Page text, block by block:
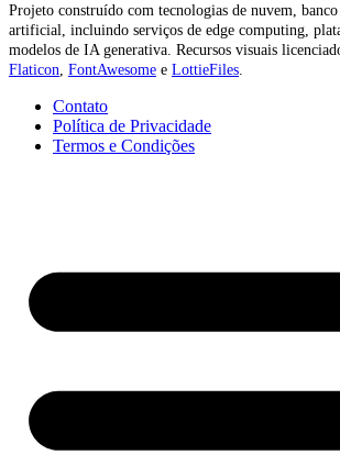
Projeto construído com tecnologias de nuvem,
artificial, incluindo serviços de edge computing,
modelos de IA generativa. Recursos visuais
Flaticon FontAwesome e LottieFiles
Contato
Política de Privacidade
Termos e Condições